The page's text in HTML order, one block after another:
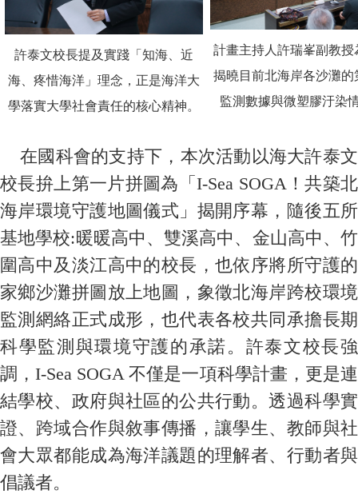
許泰文校長提及實踐「知海、近
海、疼惜海洋」理念，正是海洋大
學落實大學社會責任的核心精神。
計畫主持人許瑞峯副教授
揭曉目前北海岸各沙灘的
監測數據與微塑膠汙染
在國科會的支持下，本次活動以海大許泰文
校長拚上第一片拼圖為「I-Sea SOGA！共築北
海岸環境守護地圖儀式」揭開序幕，隨後五所
基地學校:暖暖高中、雙溪高中、金山高中、竹
圍高中及淡江高中的校長，也依序將所守護的
家鄉沙灘拼圖放上地圖，象徵北海岸跨校環境
監測網絡正式成形，也代表各校共同承擔長期
科學監測與環境守護的承諾。許泰文校長強
調，I-Sea SOGA 不僅是一項科學計畫，更是連
結學校、政府與社區的公共行動。透過科學實
證、跨域合作與敘事傳播，讓學生、教師與社
會大眾都能成為海洋議題的理解者、行動者與
倡議者。